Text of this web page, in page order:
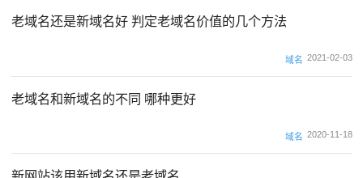
老域名还是新域名好 判定老域名价值的几个方法
域名 2021-02-03
老域名和新域名的不同 哪种更好
域名 2020-11-18